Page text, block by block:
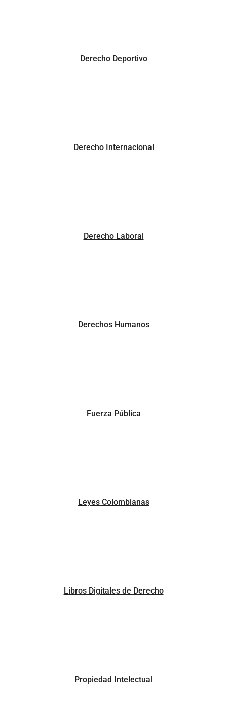
Derecho Deportivo
Derecho Internacional
Derecho Laboral
Derechos Humanos
Fuerza Pública
Leyes Colombianas
Libros Digitales de Derecho
Propiedad Intelectual